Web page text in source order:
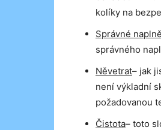
kolíky na
Správné
správného
Něvetrat– jak
není výkladní
požadovanou
Čistota– toto